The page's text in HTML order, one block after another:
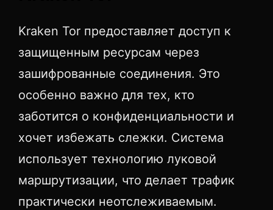
Kraken Tor предоставляет доступ к
защищенным ресурсам через
зашифрованные соединения. Это
особенно важно для тех, кто
заботится о конфиденциальности и
хочет избежать слежки. Система
использует технологию луковой
маршрутизации, что делает трафик
практически неотслеживаемым.